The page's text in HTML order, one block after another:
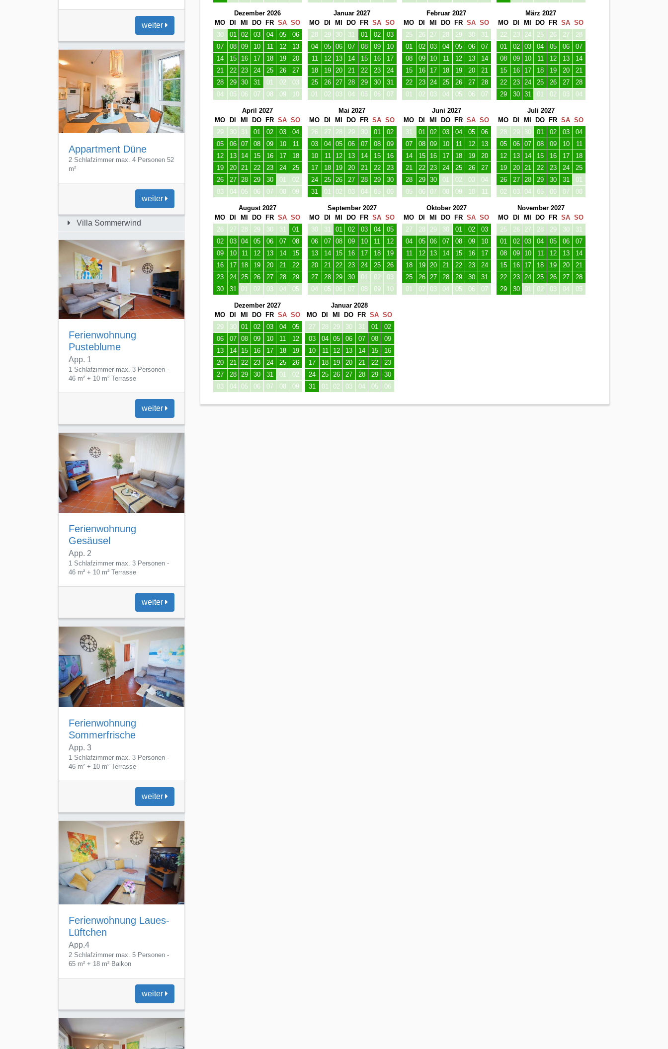
Appartment Düne
2 Schlafzimmer max. 4 Personen 52
m²
weiter
Villa Sommerwind
Pusteblume
App. 1
1 Schlafzimmer max. 3 Personen -
46 m² + 10 m² Terrasse
weiter
Ferienwohnung
Gesäusel
App. 2
1 Schlafzimmer max. 3 Personen -
46 m² + 10 m² Terrasse
weiter
Ferienwohnung
Sommerfrische
App. 3
1 Schlafzimmer max. 3 Personen -
46 m² + 10 m² Terrasse
weiter
Ferienwohnung Laues-
Lüftchen
App.4
2 Schlafzimmer max. 5 Personen -
65 m² + 18 m² Balkon
weiter
Ferienwohnung
Sanfter-Windhauch
App. 5
DI MI DO FR SA
29
30 31 01 02 03
04
05
06 07 08 09 10
11
12
13 14 15 16 17
18
19
20 21 22 23 24
25
26
27 28 29 30 01
02
03
04 05 06 07 08 09
MI DO FR
26
27 28 29 30 01
02
03
04 05 06 07 08
09
10
11 12 13 14 15
16
17
18 19 20 21 22
23
24
25 26 27 28 29
30
31
01 02 03 04 05 06
MI DO FR
31
01 02 03 04 05
06
07
08 09 10 11 12
13
14
15 16 17 18 19
20
21
22 23 24 25 26
27
28
29 30 01 02 03
04
05
06 07 08 09 10 11
MI DO FR
28
29 30 01 02 03
04
05
06 07 08 09 10
11
12
13 14 15 16 17
18
19
20 21 22 23 24
25
26
27 28 29 30 31
01
02
03 04 05 06 07 08
MI DO FR
26
27 28 29 30 31
01
02
03 04 05 06 07
08
09
10 11 12 13 14
15
16
17 18 19 20 21
22
23
24 25 26 27 28
29
30
31 01 02 03 04 05
MI DO FR
30
31 01 02 03 04
05
06
07 08 09 10 11
12
13
14 15 16 17 18
19
20
21 22 23 24 25
26
27
28 29 30 01 02
03
04
05 06 07 08 09 10
MI DO FR
27
28 29 30 01 02
03
04
05 06 07 08 09
10
11
12 13 14 15 16
17
18
19 20 21 22 23
24
25
26 27 28 29 30
31
01
02 03 04 05 06 07
MI DO FR
25
26 27 28 29 30
31
01
02 03 04 05 06
07
08
09 10 11 12 13
14
15
16 17 18 19 20
21
22
23 24 25 26 27
28
29
30 01 02 03 04 05
MI DO FR
29
30 01 02 03 04
05
06
07 08 09 10 11
12
13
14 15 16 17 18
19
20
21 22 23 24 25
26
27
28 29 30 31 01
02
03
04 05 06 07 08 09
DI MI DO FR SA
27
28 29 30 31 01
02
03
04 05 06 07 08
09
10
11 12 13 14 15
16
17
18 19 20 21 22
23
24
25 26 27 28 29
30
31
01 02 03 04 05 06